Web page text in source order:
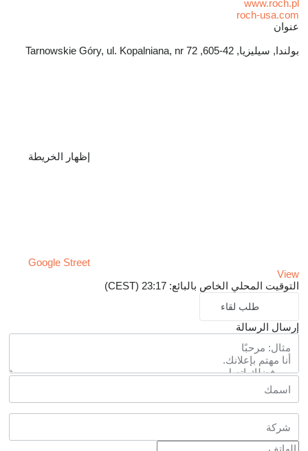
www.roch.pl
roch-usa.com
عنوان
بولندا, سيليزيا, 42-605, Tarnowskie Góry, ul. Kopalniana, nr 72
إظهار الخريطة
Google Street
View
التوقيت المحلي الخاص بالبائع: 23:17 (CEST)
طلب لقاء
إرسال الرسالة